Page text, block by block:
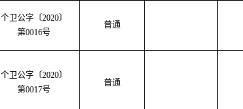
个卫公字 〔2020〕
第0016号
普通
个卫公字 〔2020〕
第0017号
普通